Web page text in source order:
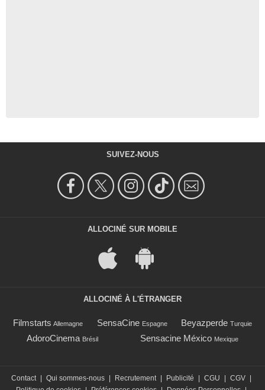
SUIVEZ-NOUS
ALLOCINÉ SUR MOBILE
ALLOCINÉ À L'ÉTRANGER
Filmstarts Allemagne SensaCine Espagne Beyazperde Turquie
AdoroCinema Brésil Sensacine México Mexique
Contact Qui sommes-nous Recrutement Publicité CGU CGV